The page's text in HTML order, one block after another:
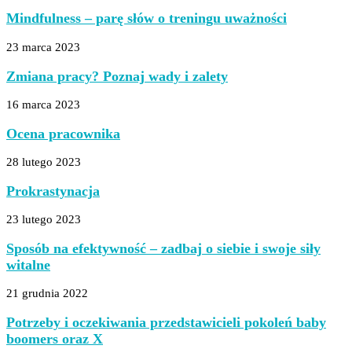
Mindfulness – parę słów o treningu uważności
23 marca 2023
Zmiana pracy? Poznaj wady i zalety
16 marca 2023
Ocena pracownika
28 lutego 2023
Prokrastynacja
23 lutego 2023
Sposób na efektywność – zadbaj o siebie i swoje siły
witalne
21 grudnia 2022
Potrzeby i oczekiwania przedstawicieli pokoleń baby
boomers oraz X